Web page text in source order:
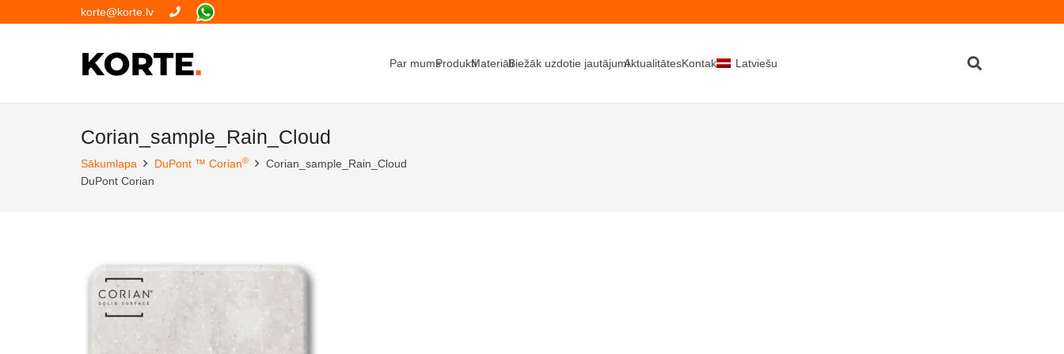
korte@korte.lv
Par mumsProduktiMateriāliBiežāk uzdotie jautājumiAktualitātesKontakti Latviešu
Corian_sample_Rain_Cloud
Sākumlapa DuPont ™ Corian®
Corian_sample_Rain_Cloud
DuPont Corian